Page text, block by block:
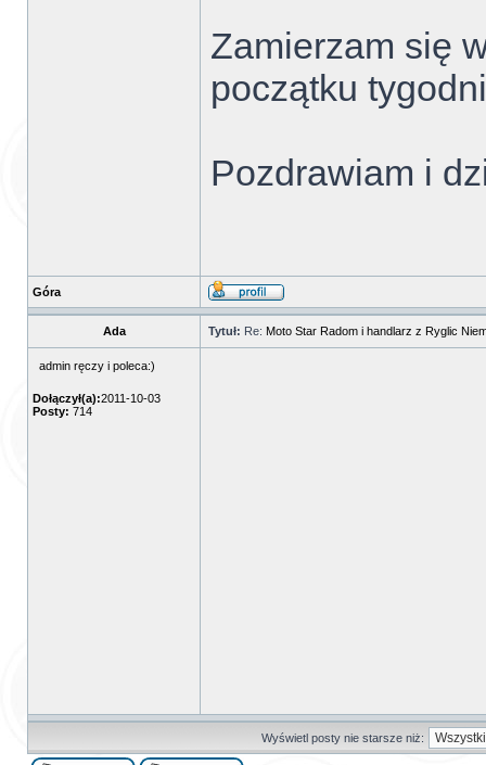
Zamierzam się
początku
Pozdrawiam i
Góra
Ada Tytuł: Re: Moto Star Radom i handlarz z Ryglic
admin ręczy i poleca:)
Dołączył(a):2011-10-03
Posty: 714
Wyświetl posty nie starsze niż: